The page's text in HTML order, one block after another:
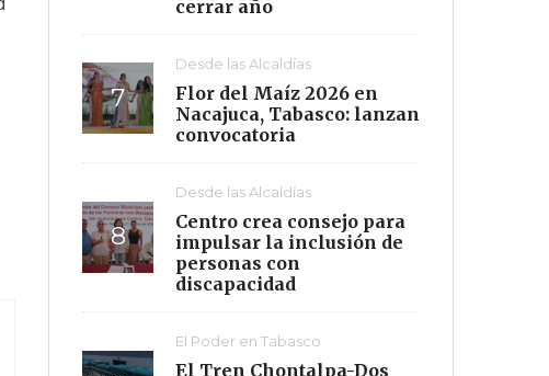
cerrar año
Desde las Alcaldías
Flor del Maíz 2026 en
Nacajuca, Tabasco: lanzan
convocatoria
Desde las Alcaldías
Centro crea consejo para
impulsar la inclusión de
personas con
discapacidad
El Poder en Tabasco
El Tren Chontalpa-Dos